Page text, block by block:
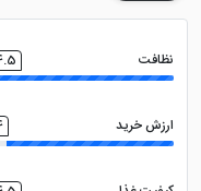
نظافت 4.5
ارزش خرید 4